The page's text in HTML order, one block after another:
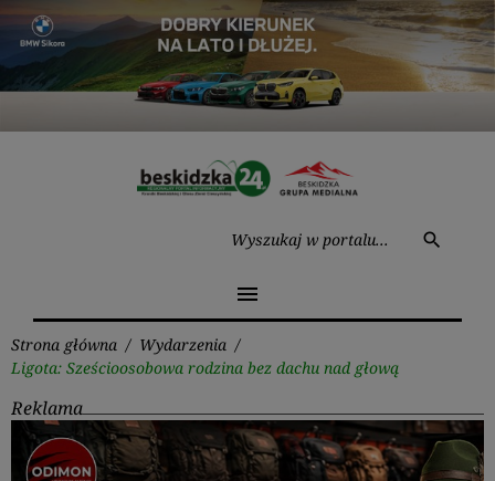
Przejdź
treści
search
menu
Strona główna / Wydarzenia /
Ligota: Sześcioosobowa rodzina bez dachu nad głową
Reklama